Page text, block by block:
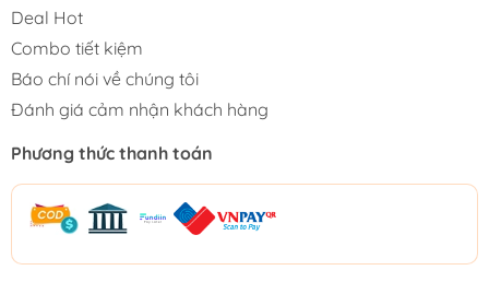
Deal Hot
Combo tiết kiệm
Báo chí nói về chúng tôi
Đánh giá cảm nhận khách hàng
Phương thức thanh toán